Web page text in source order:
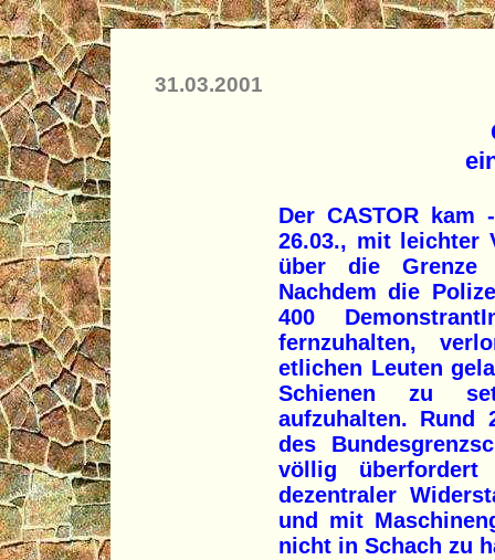
31.03.2001
Der CASTOR
26.03., mit leichter
über die Grenze
Nachdem die
400
fernzuhalten,
etlichen Leuten
Schienen zu
aufzuhalten. Rund
des
völlig
dezentraler
und mit
nicht in Schach zu